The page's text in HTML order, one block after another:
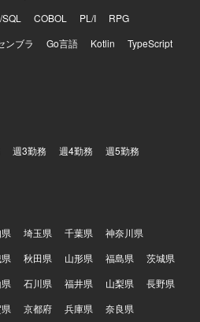
COBOL PL/I
RPG
ンブラ Go言語 Kotlin
TypeScript
週3勤務 週4勤務 週5勤務
埼玉県 千葉県
神奈川県
秋田県 山形県 福島県
茨城県
石川県 福井県 山梨県
長野県
京都府 兵庫県 奈良県